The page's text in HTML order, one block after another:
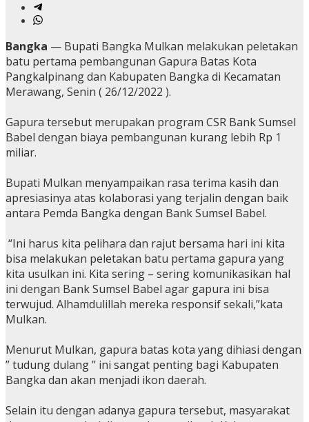
Bangka — Bupati Bangka Mulkan melakukan peletakan
batu pertama pembangunan Gapura Batas Kota
Pangkalpinang dan Kabupaten Bangka di Kecamatan
Merawang, Senin ( 26/12/2022 ).
Gapura tersebut merupakan program CSR Bank Sumsel
Babel dengan biaya pembangunan kurang lebih Rp 1
miliar.
Bupati Mulkan menyampaikan rasa terima kasih dan
apresiasinya atas kolaborasi yang terjalin dengan baik
antara Pemda Bangka dengan Bank Sumsel Babel.
“Ini harus kita pelihara dan rajut bersama hari ini kita
bisa melakukan peletakan batu pertama gapura yang
kita usulkan ini. Kita sering – sering komunikasikan hal
ini dengan Bank Sumsel Babel agar gapura ini bisa
terwujud. Alhamdulillah mereka responsif sekali,”kata
Mulkan.
Menurut Mulkan, gapura batas kota yang dihiasi dengan
” tudung dulang ” ini sangat penting bagi Kabupaten
Bangka dan akan menjadi ikon daerah.
Selain itu dengan adanya gapura tersebut, masyarakat